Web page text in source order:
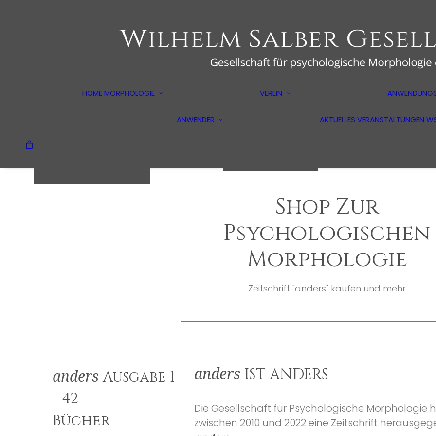
HOMEMORPHOLOGIE
Dokumentarfilm
VEREIN
Mitgliederbereich
ANWENDER AKTUELLES VERANSTALTUNGEN
Shop Zur
Psychologischen
Morphologie
Zeitschrift "anders" kaufen und mehr
anders Ausgabe 1
- 42
Bücher
anders IST ANDERS
Die Gesellschaft für Psychologische Morphologie
zwischen 2010 und 2022 eine Zeitschrift